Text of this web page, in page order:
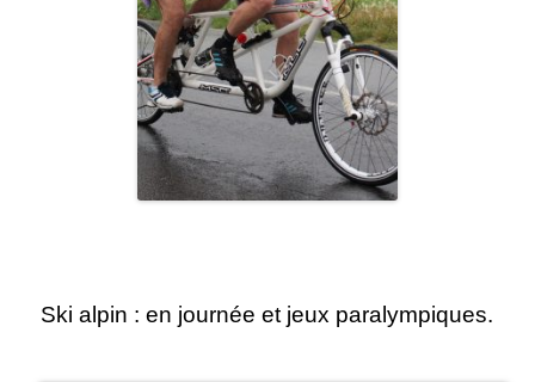
Ski alpin : en journée et jeux paralympiques.